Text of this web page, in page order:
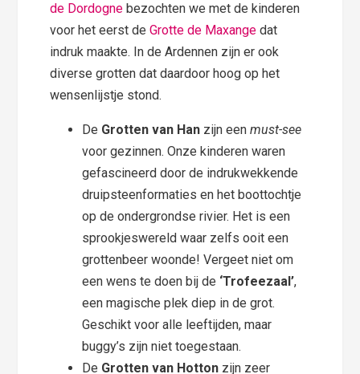
de Dordogne bezochten we met de kinderen
voor het eerst deGrotte de Maxange dat
indruk maakte. In de Ardennen zijn er ook
diverse grotten dat daardoor hoog op het
wensenlijstje stond.
De Grotten van Han zijn eenmust-see
voor gezinnen. Onze kinderen waren
gefascineerd door de indrukwekkende
druipsteenformaties en het boottochtje
op de ondergrondse rivier. Het is een
sprookjeswereld waar zelfs ooit een
grottenbeer woonde! Vergeet niet om
een wens te doen bij de ‘Trofeezaal’,
een magische plek diep in de grot.
Geschikt voor alle leeftijden, maar
buggy’s zijn niet toegestaan.
De Grotten van Hotton zijn zeer